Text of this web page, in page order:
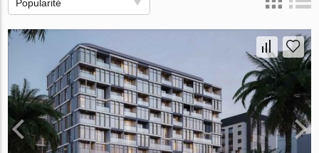
Popularité